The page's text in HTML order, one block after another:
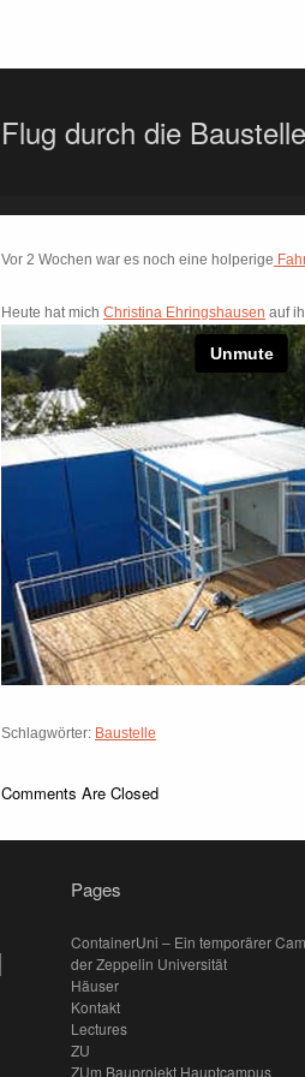
Flug durch die
Vor 2 Wochen war es noch eine holperige
Heute hat mich Christina Ehringshausen auf
Schlagwörter: Baustelle
Comments Are Closed
Pages
ContainerUni – Ein temporärer
der Zeppelin Universität
Häuser
Kontakt
Lectures
ZU
ZUm Bauprojekt Hauptcampus